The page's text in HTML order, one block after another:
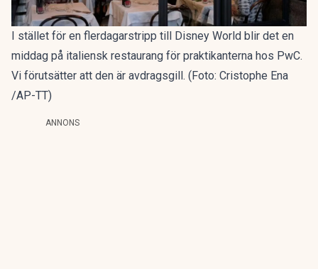
I stället för en flerdagarstripp till Disney World blir det en
middag på italiensk restaurang för praktikanterna hos PwC.
Vi förutsätter att den är avdragsgill. (Foto: Cristophe Ena
/AP-TT)
ANNONS